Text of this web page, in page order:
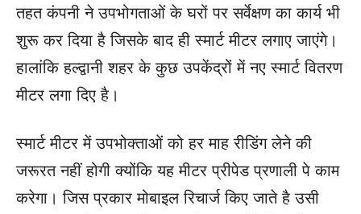
तहत कंपनी ने उपभोगताओं के घरों पर सर्वेक्षण का कार्य भी
शुरू कर दिया है जिसके बाद ही स्मार्ट मीटर लगाए जाएंगे।
हालांकि हल्द्वानी शहर के कुछ उपकेंद्रों में नए स्मार्ट वितरण
मीटर लगा दिए है।
स्मार्ट मीटर में उपभोक्ताओं को हर माह रीडिंग लेने की
जरूरत नहीं होगी क्योंकि यह मीटर प्रीपेड प्रणाली पे काम
करेगा। जिस प्रकार मोबाइल रिचार्ज किए जाते है उसी